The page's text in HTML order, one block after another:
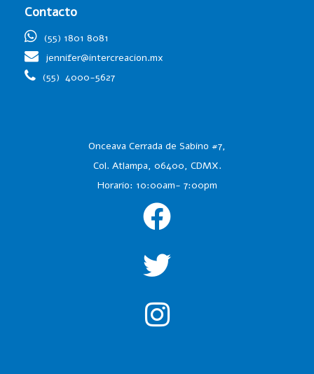
Contacto
(55) 1801 8081
jennifer@intercreacion.mx
(55) 4000-5627
Onceava Cerrada de Sabino #7,
Col. Atlampa, 06400, CDMX.
Horario: 10:00am- 7:00pm